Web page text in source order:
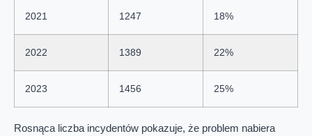
2021 1247 18%
2022 1389 22%
2023 1456 25%
Rosnąca liczba incydentów pokazuje, że problem nabiera